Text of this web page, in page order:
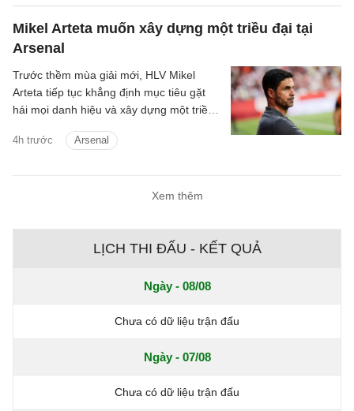
Mikel Arteta muốn xây dựng một triều đại tại
Arsenal
4h trước Arsenal
Trước thềm mùa giải mới, HLV Mikel
Arteta tiếp tục khẳng định mục tiêu gặt
hái mọi danh hiệu và xây dựng một triều
Xem thêm
LỊCH THI ĐẤU - KẾT QUẢ
Ngày - 08/08
Chưa có dữ liệu trận đấu
Ngày - 07/08
Chưa có dữ liệu trận đấu